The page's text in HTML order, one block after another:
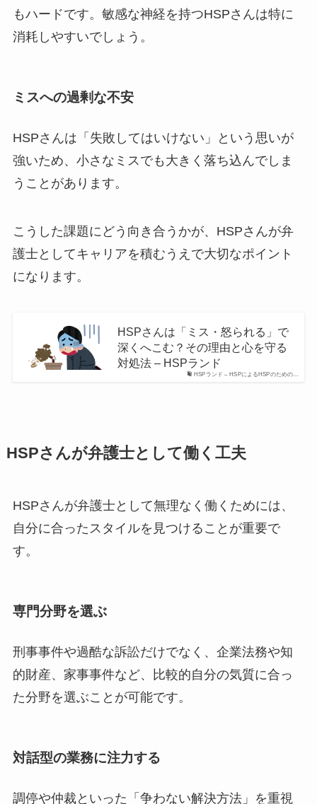
もハードです。敏感な神経を持つHSPさんは特に
消耗しやすいでしょう。
ミスへの過剰な不安
HSPさんは「失敗してはいけない」という思いが
強いため、小さなミスでも大きく落ち込んでしま
うことがあります。
こうした課題にどう向き合うかが、HSPさんが弁
護士としてキャリアを積むうえで大切なポイント
になります。
HSPランド – HSPによるHSPのための…
HSPさんは「ミス・怒られる」で
深くへこむ？その理由と心を守る
対処法 – HSPランド
HSPさんが弁護士として働く工夫
HSPさんが弁護士として無理なく働くためには、
自分に合ったスタイルを見つけることが重要で
す。
専門分野を選ぶ
刑事事件や過酷な訴訟だけでなく、企業法務や知
的財産、家事事件など、比較的自分の気質に合っ
た分野を選ぶことが可能です。
対話型の業務に注力する
調停や仲裁といった「争わない解決方法」を重視